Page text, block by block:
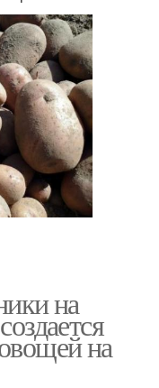
на
на